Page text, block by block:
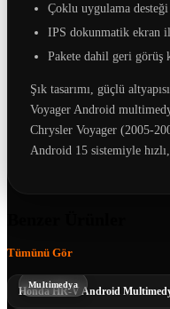
Çoklu uygulama desteği
IPS dokunmatik ekran
Pakete dahil geri görüş
Şık tasarımı, güçlü
Voyager Android
Chrysler Voyager (2005-
Android 15 sistemiyle
Tümünü Gör
Honda HR-V Android
Multimedya